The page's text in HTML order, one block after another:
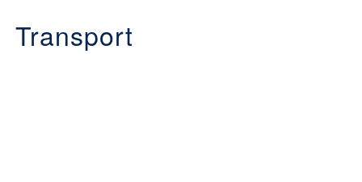
Transport